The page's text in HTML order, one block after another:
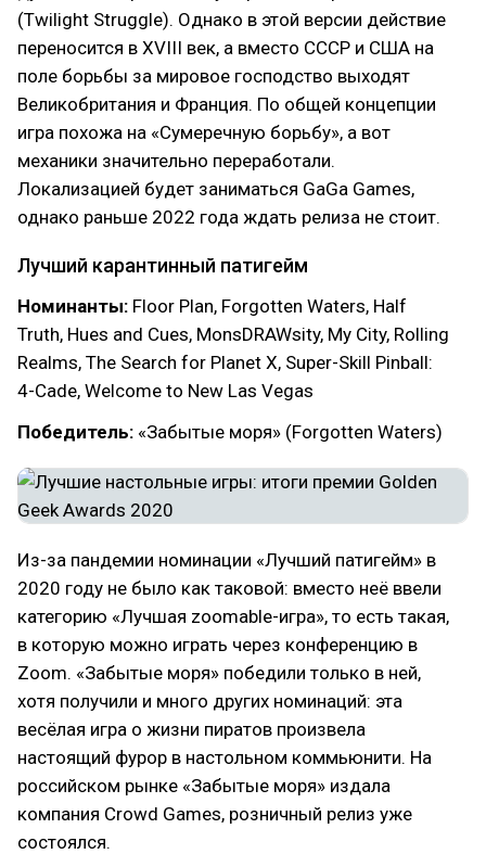
(Twilight Struggle). Однако в этой версии действие
переносится в XVIII век, а вместо СССР и США на
поле борьбы за мировое господство выходят
Великобритания и Франция. По общей концепции
игра похожа на «Сумеречную борьбу», а вот
механики значительно переработали.
Локализацией будет заниматься GaGa Games,
однако раньше 2022 года ждать релиза не стоит.
Лучший карантинный патигейм
Номинанты: Floor Plan, Forgotten Waters, Half
Truth, Hues and Cues, MonsDRAWsity, My City, Rolling
Realms, The Search for Planet X, Super-Skill Pinball:
4-Cade, Welcome to New Las Vegas
Победитель: «Забытые моря» (Forgotten Waters)
Из-за пандемии номинации «Лучший патигейм» в
2020 году не было как таковой: вместо неё ввели
категорию «Лучшая zoomable-игра», то есть такая,
в которую можно играть через конференцию в
Zoom. «Забытые моря» победили только в ней,
хотя получили и много других номинаций: эта
весёлая игра о жизни пиратов произвела
настоящий фурор в настольном коммьюнити. На
российском рынке «Забытые моря» издала
компания Crowd Games, розничный релиз уже
состоялся.